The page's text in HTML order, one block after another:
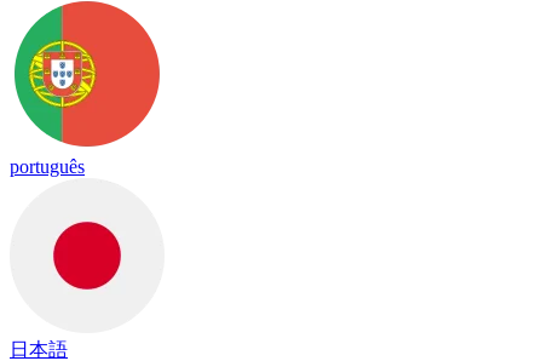
português
日本語